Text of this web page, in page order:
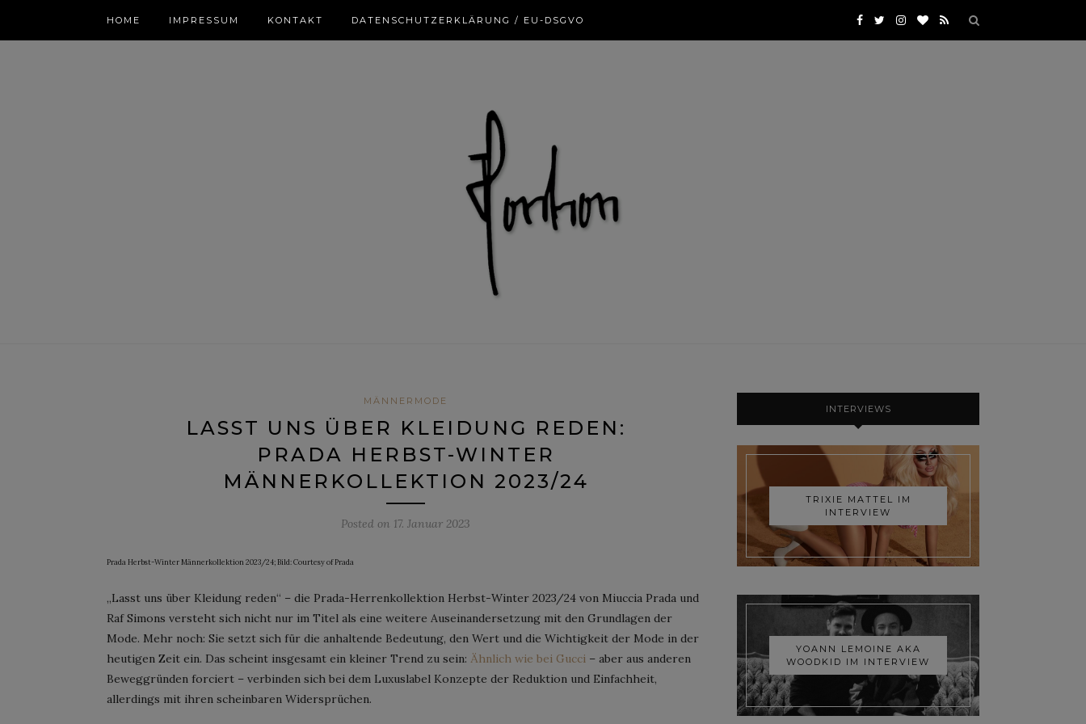
HOME IMPRESSUM KONTAKT DATENSCHUTZERKLÄRUNG / EU-DSGVO
MÄNNERMODE
LASST UNS ÜBER KLEIDUNG REDEN:
PRADA HERBST-WINTER
MÄNNERKOLLEKTION 2023/24
Posted on 17. Januar 2023
Prada Herbst-Winter Männerkollektion 2023/24; Bild: Courtesy of Prada
„Lasst uns über Kleidung reden“ – die Prada-Herrenkollektion Herbst-Winter 2023/24 von Miuccia Prada und
Raf Simons versteht sich nicht nur im Titel als eine weitere Auseinandersetzung mit den Grundlagen der
Mode. Mehr noch: Sie setzt sich für die anhaltende Bedeutung, den Wert und die Wichtigkeit der Mode in der
heutigen Zeit ein. Das scheint insgesamt ein kleiner Trend zu sein: Ähnlich wie bei Gucci – aber aus anderen
Beweggründen forciert – verbinden sich bei dem Luxuslabel Konzepte der Reduktion und Einfachheit,
allerdings mit ihren scheinbaren Widersprüchen.
INTERVIEWS
TRIXIE MATTEL IM
INTERVIEW
YOANN LEMOINE AKA
WOODKID IM INTERVIEW